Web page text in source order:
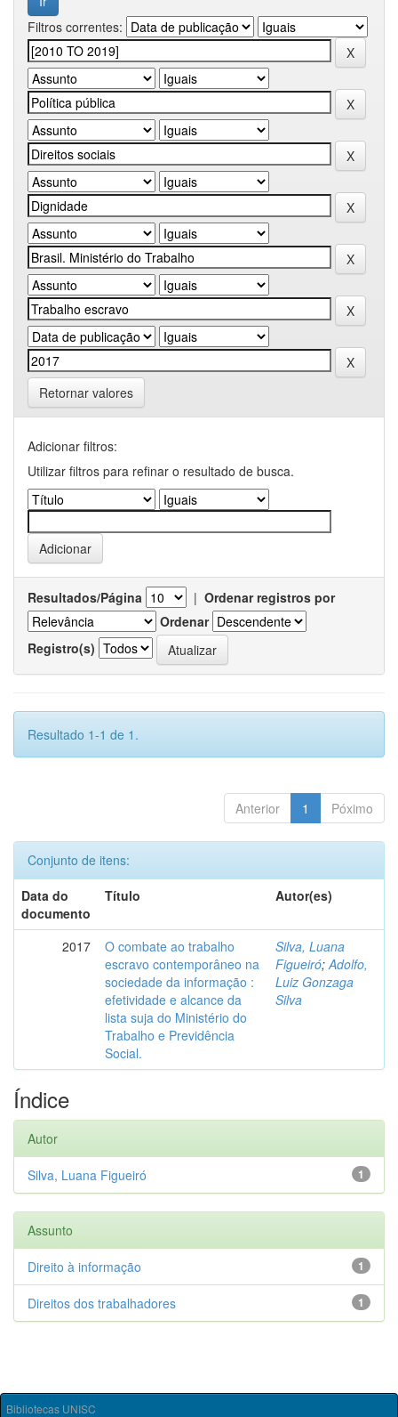
Filtros correntes:
Retornar valores
Adicionar filtros:
Utilizar filtros para refinar o resultado de busca.
Resultados/Página | Ordenar registros por
Ordenar
Registro(s)
Resultado 1-1 de 1.
Anterior 1 Póximo
Conjunto de itens:
Data do
documento
Título Autor(es)
2017
O combate ao trabalho
escravo contemporâneo na
sociedade da informação :
efetividade e alcance da
lista suja do Ministério do
Trabalho e Previdência
Social.
Silva, Luana
Figueiró;Adolfo,
Luiz Gonzaga
Silva
Índice
Autor
1
Silva, Luana Figueiró
Assunto
1
Direito à informação
1
Direitos dos trabalhadores
Bibliotecas UNISC